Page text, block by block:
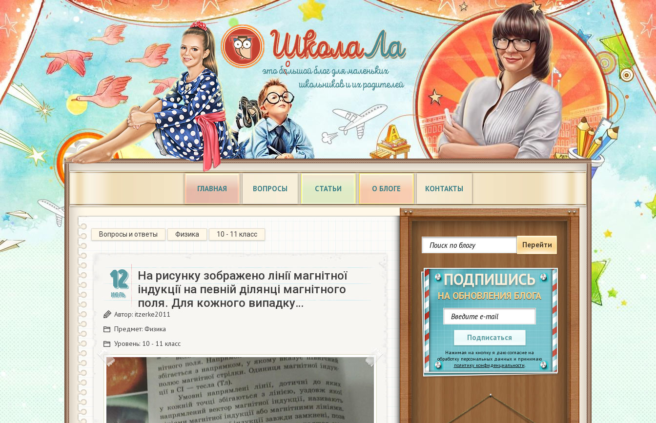
ГЛАВНАЯ ВОПРОСЫ СТАТЬИ О БЛОГЕ КОНТАКТЫ
Перейти
ПОДПИШИСЬ
НА ОБНОВЛЕНИЯ БЛОГА
Подписаться
Нажимая на кнопку я даю согласие на
обработку персональных данных и принимаю
политику конфиденциальности.
Вопросы и ответы Физика 10 - 11 класс
12
ИЮЛЬ
На рисунку зображено лінії магнітної
індукції на певній ділянці магнітного
поля. Для кожного випадку…
Автор: itzerke2011
Предмет: Физика
Уровень: 10 - 11 класс